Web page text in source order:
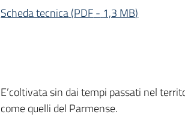
Scheda tecnica(PDF- 1,3 MB)
E’coltivata sin dai tempi passati nel
come quelli del Parmense.